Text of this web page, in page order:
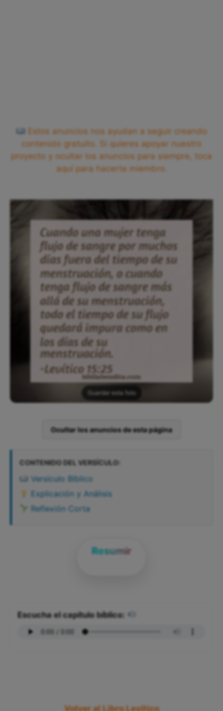
Estos anuncios nos ayudan a seguir creando
contenido gratuito. Si quieres apoyar nuestro
proyecto y ocultar los anuncios para siempre, toca
aquí para hacerte miembro.
Guardar esta foto
Ocultar los anuncios de esta página
CONTENIDO DEL VERSÍCULO:
Versículo Bíblico
Explicación y Análisis
Reflexión Corta
Resumir
Escucha el capítulo bíblico:
Volver al Libro Levítico